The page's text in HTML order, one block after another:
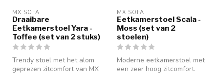
MX SOFA
Draaibare
Eetkamerstoel Yara -
Toffee (set van 2 stuks)
Trendy stoel met het alom
geprezen zitcomfort van MX
MX SOFA
Eetkamerstoel Scala -
Moss (set van 2
stoelen)
Moderne eetkamerstoel met
een zeer hoog zitcomfort.